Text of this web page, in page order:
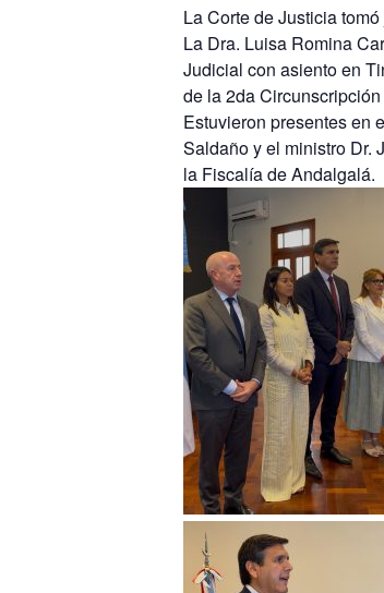
La Corte de Justicia
La Dra. Luisa Romina
Judicial con asiento en
de la 2da
Estuvieron presentes en
Saldaño y el ministro Dr.
la Fiscalía de Andalgalá.